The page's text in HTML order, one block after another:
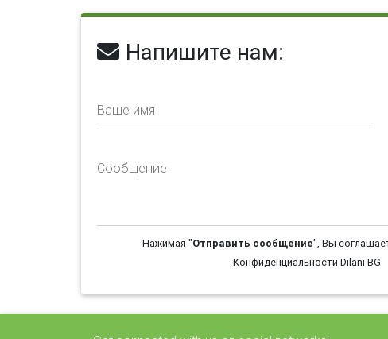
Напишите нам:
Ваше имя
Сообщение
Нажимая "Отправить сообщение", Вы
Конфиденциальности Dilani BG